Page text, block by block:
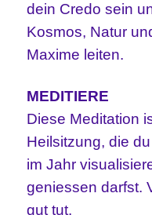
dein Credo sein
Kosmos, Natur
Maxime leiten.
MEDITIERE
Diese Meditation
Heilsitzung, die
im Jahr
geniessen darfst.
gut tut.